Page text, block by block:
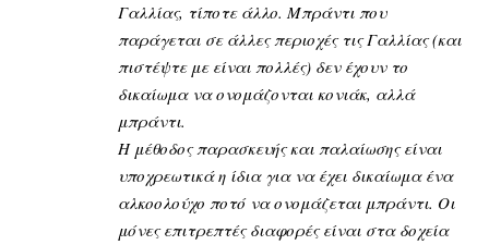
Γαλλίας, τίποτε άλλο. Μπράντι που
παράγεται σε άλλες περιοχές τις Γαλλίας (και
πιστέψτε με είναι πολλές) δεν έχουν το
δικαίωμα να ονομάζονται κονιάκ, αλλά
μπράντι.
Η μέθοδος παρασκευής και παλαίωσης είναι
υποχρεωτικά η ίδια για να έχει δικαίωμα ένα
αλκοολούχο ποτό να ονομάζεται μπράντι. Οι
μόνες επιτρεπτές διαφορές είναι στα δοχεία